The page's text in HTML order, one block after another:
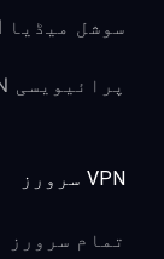
سوشل میڈیا VPN
پرائیویسی VPN
VPN سرورز
تمام سرورز